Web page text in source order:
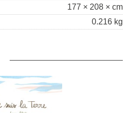
177 × 208 × cm
0.216 kg